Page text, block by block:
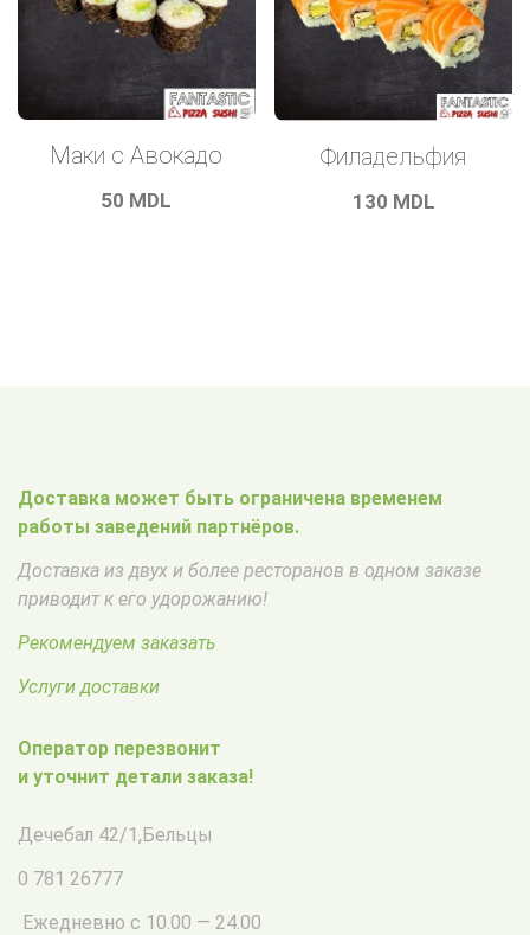
Маки с Авокадо
50 MDL
Филадельфия
130 MDL
Доставка может быть ограничена временем
работы заведений партнёров.
Доставка из двух и более ресторанов в одном заказе
приводит к его удорожанию!
Рекомендуем заказать
Услуги доставки
Оператор перезвонит
и уточнит детали заказа!
Дечебал 42/1,Бельцы
0 781 26777
Ежедневно с 10.00 — 24.00